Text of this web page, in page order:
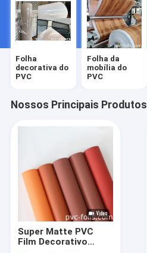
Folha
decorativa do
PVC
Folha da
mobília do
PVC
Nossos Principais Produtos
Super Matte PVC
Film Decorativo